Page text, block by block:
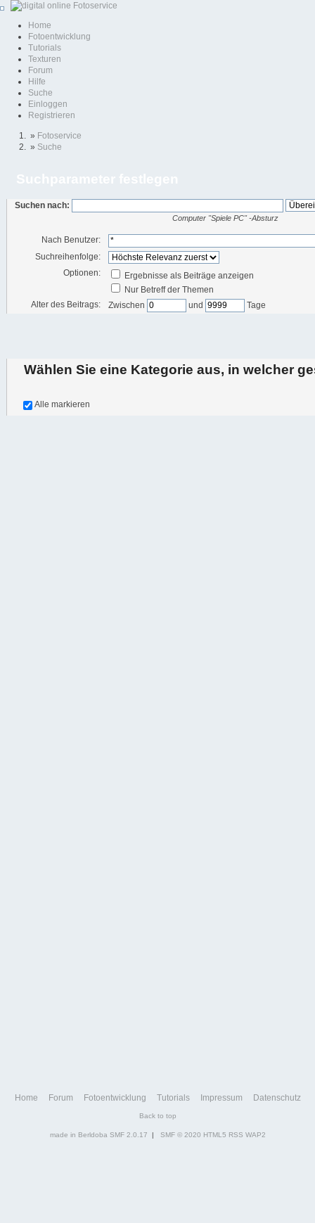
Home
Fotoentwicklung
Tutorials
Texturen
Forum
Hilfe
Suche
Einloggen
Registrieren
» Fotoservice
» Suche
Suchen nach:
Computer "Spiele PC" -Absturz
Nach Benutzer:
Suchreihenfolge:
Optionen:
Ergebnisse als Beiträge anzeigen
Nur Betreff der Themen
Alter des Beitrags:
Zwischen und Tage
Wählen Sie eine Kategorie aus, in welcher
Alle markieren
Home Forum Fotoentwicklung Tutorials Impressum Datenschutz
Back to top
made in Berldoba SMF 2.0.17 | SMF © 2020 HTML5 RSS WAP2